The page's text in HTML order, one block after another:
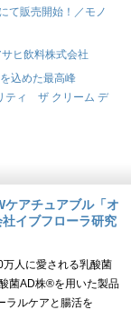
て販売開始！／モノ
ヒ飲料株式会社
込めた最高峰
ティ ザ クリーム デ
ケアチュアブル「オ
イブフローラ研究
人に愛される乳酸菌
菌AD株®を用いた製品
ラルケアと腸活を